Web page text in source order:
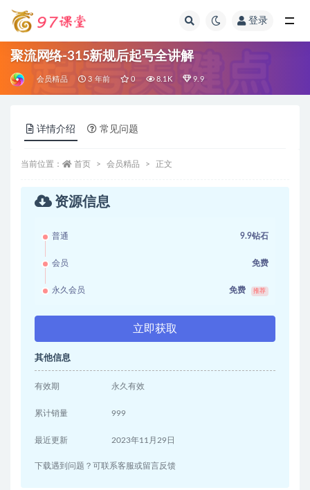
登录
聚流网络-315新规后起号全讲解
会员精品 3 年前 0 8.1K 9.9
详情介绍 常见问题
当前位置： 首页 会员精品 正文
资源信息
普通 9.9钻石
会员 免费
永久会员 免费 推荐
立即获取
其他信息
有效期 永久有效
累计销量 999
最近更新 2023年11月29日
下载遇到问题？可联系客服或留言反馈